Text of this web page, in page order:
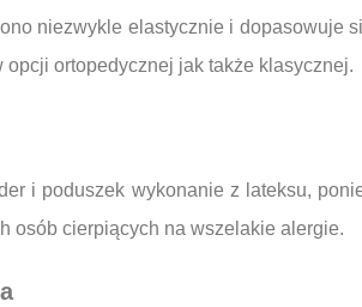
niezwykle elastycznie i dopasowuje
opcji ortopedycznej jak także klasycznej.
i poduszek wykonanie z lateksu,
osób cierpiących na wszelakie alergie.